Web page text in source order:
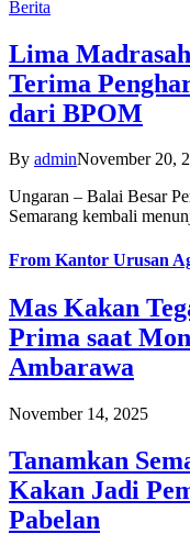
Berita
Lima
Terima
dari BPOM
By adminNovember 20,
Ungaran – Balai Besar
Semarang kembali
From Kantor Urusan
Mas Kakan
Prima saat
Ambarawa
November 14, 2025
Tanamkan
Kakan Jadi
Pabelan